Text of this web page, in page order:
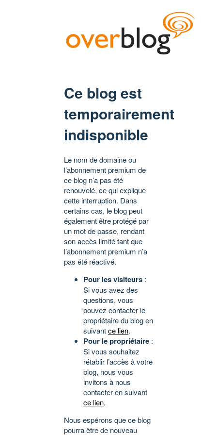
Ce blog est
temporairement
indisponible
Le nom de domaine ou
l’abonnement premium de
ce blog n’a pas été
renouvelé, ce qui explique
cette interruption. Dans
certains cas, le blog peut
également être protégé par
un mot de passe, rendant
son accès limité tant que
l’abonnement premium n’a
pas été réactivé.
Pour les visiteurs :
Si vous avez des
questions, vous
pouvez contacter le
propriétaire du blog en
suivantce lien.
Pour le propriétaire :
Si vous souhaitez
rétablir l’accès à votre
blog, nous vous
invitons à nous
contacter en suivant
ce lien.
Nous espérons que ce blog
pourra être de nouveau